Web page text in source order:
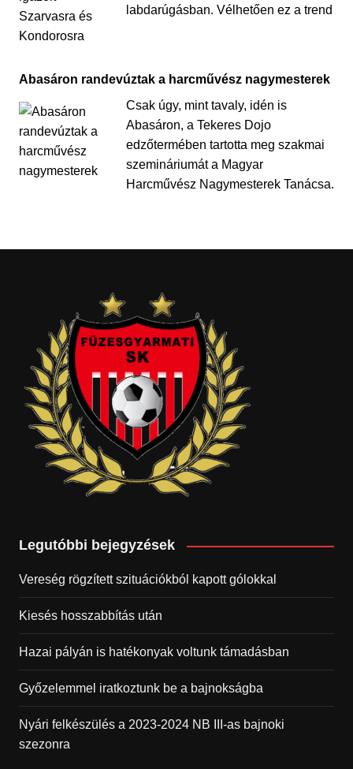
labdarúgásban. Vélhetően ez a trend
Abasáron randevúztak a harcművész nagymesterek
Csak úgy, mint tavaly, idén is
Abasáron, a Tekeres Dojo
edzőtermében tartotta meg szakmai
szemináriumát a Magyar
Harcművész Nagymesterek Tanácsa.
Legutóbbi bejegyzések
Vereség rögzített szituációkból kapott gólokkal
Kiesés hosszabbítás után
Hazai pályán is hatékonyak voltunk támadásban
Győzelemmel iratkoztunk be a bajnokságba
Nyári felkészülés a 2023-2024 NB III-as bajnoki
szezonra